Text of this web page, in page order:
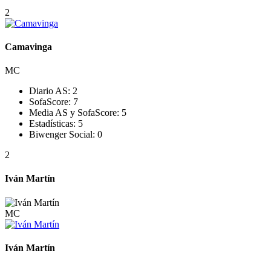
2
Camavinga
MC
Diario AS: 2
SofaScore: 7
Media AS y SofaScore: 5
Estadísticas: 5
Biwenger Social: 0
2
Iván Martín
MC
Iván Martín